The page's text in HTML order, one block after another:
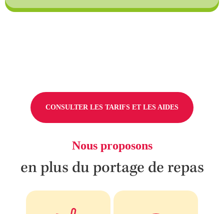
CONSULTER LES TARIFS ET LES AIDES
Nous proposons
en plus du portage de repas